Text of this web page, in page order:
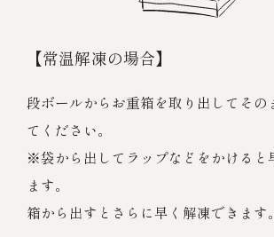
【常温解凍の場合】
段ボールからお重箱を取り出してその
てください。
※袋から出してラップなどをかけると
ます。
箱から出すとさらに早く解凍できます。